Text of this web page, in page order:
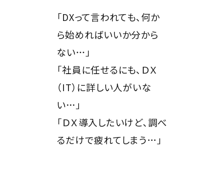
「DXって言われても、何か
ら始めればいいか分から
ない…」
「社員に任せるにも、ＤＸ
（IT）に詳しい人がいな
い…」
「ＤＸ導入したいけど、調べ
るだけで疲れてしまう…」